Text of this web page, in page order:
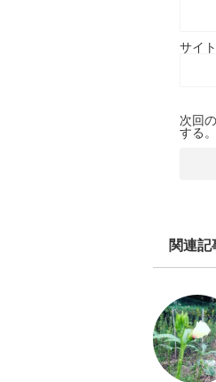
サイト
次回
する。
関連記